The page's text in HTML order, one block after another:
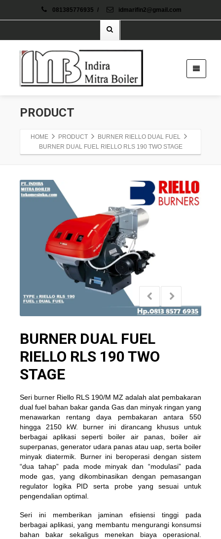
081385776935 / idmarifin2@gmail.com
PRODUCT
HOME PRODUCT
BURNER RIELLO DUAL FUEL
BURNER DUAL FUEL RIELLO RLS 190 TWO STAGE
BURNER DUAL FUEL
RIELLO RLS 190 TWO
STAGE
Seri burner Riello RLS 190/M MZ adalah alat pembakaran
dual fuel bahan bakar ganda Gas dan minyak ringan yang
menawarkan rentang daya pembakaran antara 550
hingga 2150 kW. burner ini dirancang khusus untuk
berbagai aplikasi seperti boiler air panas, boiler air
superpanas, generator udara panas atau uap, serta boiler
minyak diatermik. Burner ini beroperasi dengan sistem
“dua tahap” pada mode minyak dan “modulasi” pada
mode gas, yang dikombinasikan dengan pemasangan
regulator logika PID serta probe yang sesuai untuk
pengendalian optimal.
Seri ini memberikan jaminan efisiensi tinggi pada
berbagai aplikasi, yang membantu mengurangi konsumsi
bahan bakar sekaligus menekan biaya operasional.